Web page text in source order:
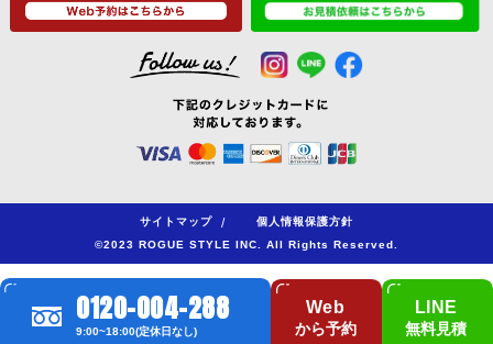
サイトマップ /
個人情報保護方針
©2023 ROGUE STYLE INC. All Rights Reserved.
0120-004-288
9:00~18:00(定休日なし)
Web
から予約
LINE
無料見積